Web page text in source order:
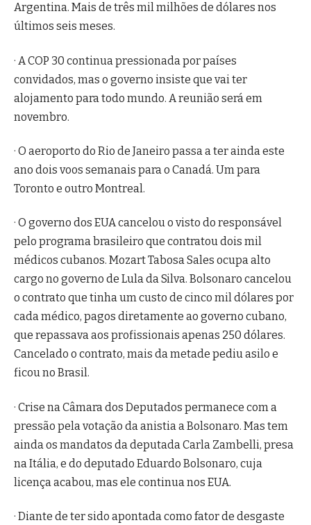
Argentina. Mais de três mil milhões de dólares nos
últimos seis meses.
· A COP 30 continua pressionada por países
convidados, mas o governo insiste que vai ter
alojamento para todo mundo. A reunião será em
novembro.
· O aeroporto do Rio de Janeiro passa a ter ainda este
ano dois voos semanais para o Canadá. Um para
Toronto e outro Montreal.
· O governo dos EUA cancelou o visto do responsável
pelo programa brasileiro que contratou dois mil
médicos cubanos. Mozart Tabosa Sales ocupa alto
cargo no governo de Lula da Silva. Bolsonaro cancelou
o contrato que tinha um custo de cinco mil dólares por
cada médico, pagos diretamente ao governo cubano,
que repassava aos profissionais apenas 250 dólares.
Cancelado o contrato, mais da metade pediu asilo e
ficou no Brasil.
· Crise na Câmara dos Deputados permanece com a
pressão pela votação da anistia a Bolsonaro. Mas tem
ainda os mandatos da deputada Carla Zambelli, presa
na Itália, e do deputado Eduardo Bolsonaro, cuja
licença acabou, mas ele continua nos EUA.
· Diante de ter sido apontada como fator de desgaste